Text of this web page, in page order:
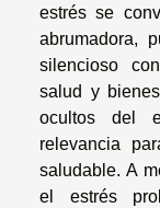
estrés se
abrumadora,
silencioso
salud y
ocultos del
relevancia
saludable. A
el estrés